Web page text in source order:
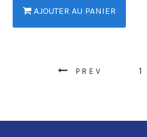
AJOUTER AU PANIER
PREV 1